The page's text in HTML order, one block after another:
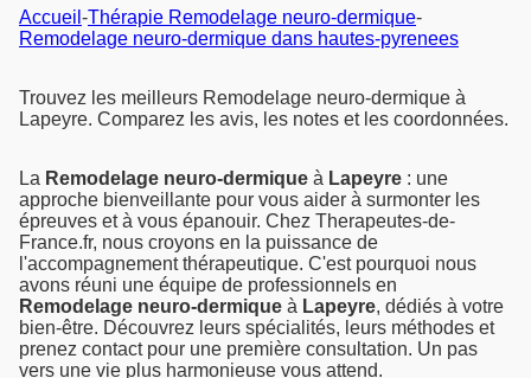
Accueil -Thérapie Remodelage neuro-dermique-
Remodelage neuro-dermique dans hautes-pyrenees
Trouvez les meilleurs Remodelage neuro-dermique à
Lapeyre. Comparez les avis, les notes et les coordonnées.
La Remodelage neuro-dermique à Lapeyre : une
approche bienveillante pour vous aider à surmonter les
épreuves et à vous épanouir. Chez Therapeutes-de-
France.fr, nous croyons en la puissance de
l'accompagnement thérapeutique. C'est pourquoi nous
avons réuni une équipe de professionnels en
Remodelage neuro-dermique à Lapeyre, dédiés à votre
bien-être. Découvrez leurs spécialités, leurs méthodes et
prenez contact pour une première consultation. Un pas
vers une vie plus harmonieuse vous attend.